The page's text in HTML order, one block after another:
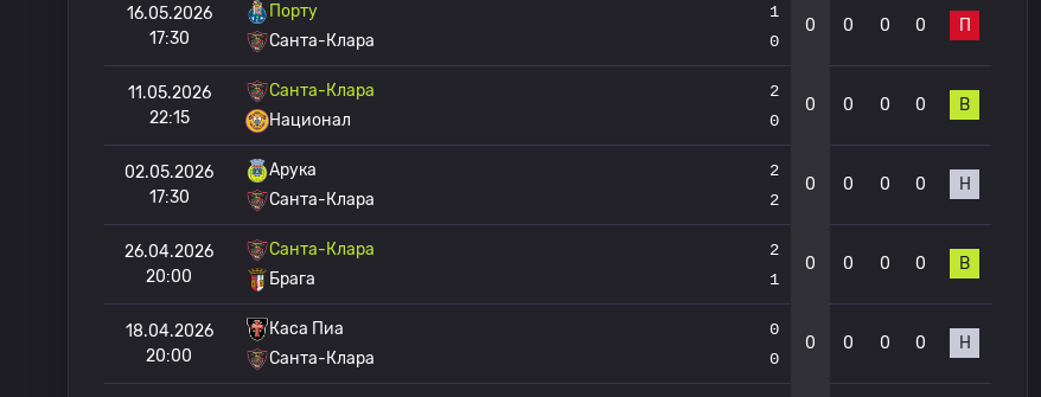
16.05.2026
17:30
Порту
Санта-Клара
1
0
0 0 0 0 П
11.05.2026
22:15
Санта-Клара
Национал
2
0
0 0 0 0 В
02.05.2026
17:30
Арука
Санта-Клара
2
2
0 0 0 0 Н
26.04.2026
20:00
Санта-Клара
Брага
2
1
0 0 0 0 В
18.04.2026
20:00
Каса Пиа
Санта-Клара
0
0
0 0 0 0 Н